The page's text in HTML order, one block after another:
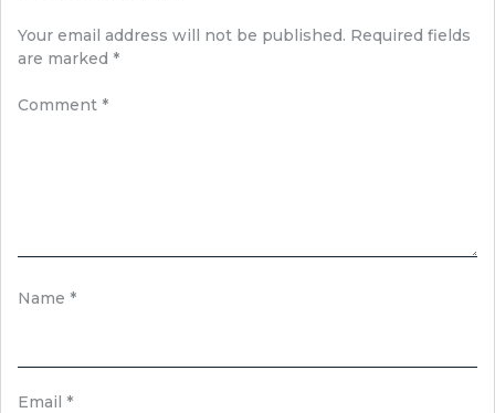
Your email address will not be published. Required fields
are marked *
Comment *
Name *
Email *